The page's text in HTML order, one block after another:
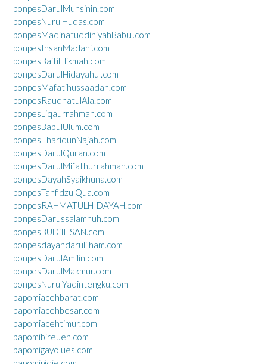
ponpesDarulMuhsinin.com
ponpesNurulHudas.com
ponpesMadinatuddiniyahBabul.com
ponpesInsanMadani.com
ponpesBaitilHikmah.com
ponpesDarulHidayahul.com
ponpesMafatihussaadah.com
ponpesRaudhatulAla.com
ponpesLiqaurrahmah.com
ponpesBabulUlum.com
ponpesThariqunNajah.com
ponpesDarulQuran.com
ponpesDarulMifathurrahmah.com
ponpesDayahSyaikhuna.com
ponpesTahfidzulQua.com
ponpesRAHMATULHIDAYAH.com
ponpesDarussalamnuh.com
ponpesBUDiIHSAN.com
ponpesdayahdarulilham.com
ponpesDarulAmilin.com
ponpesDarulMakmur.com
ponpesNurulYaqintengku.com
bapomiacehbarat.com
bapomiacehbesar.com
bapomiacehtimur.com
bapomibireuen.com
bapomigayolues.com